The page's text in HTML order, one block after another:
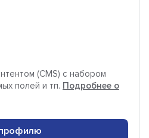
(CMS) с набором
полей и тп. Подробнее о